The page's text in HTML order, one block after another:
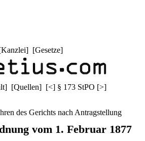
Kanzlei] [Gesetze]
] [Quellen] [<] § 173 StPO [>]
des Gerichts nach Antragstellung
vom 1. Februar 1877